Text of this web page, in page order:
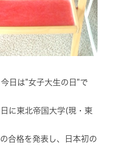
日は"女子大生の日"で
に東北帝国大学(現・東
合格を発表し、日本初の